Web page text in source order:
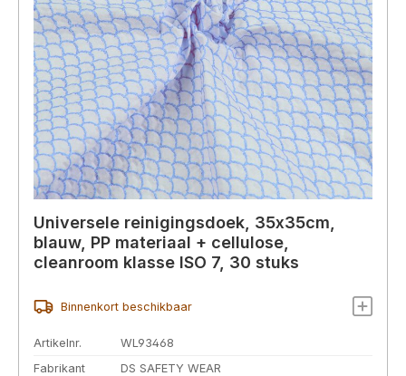
Universele reinigingsdoek, 35x35cm,
blauw, PP materiaal + cellulose,
cleanroom klasse ISO 7, 30 stuks
Binnenkort beschikbaar
Artikelnr.
WL93468
Fabrikant
DS SAFETY WEAR